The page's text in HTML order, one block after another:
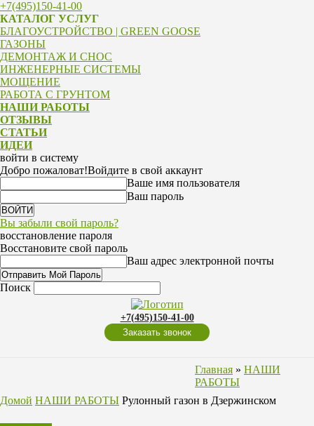
+7(495)150-41-00
КАТАЛОГ УСЛУГ
БЛАГОУСТРОЙСТВО | GREEN GOOSE
ГАЗОНЫ
ДЕМОНТАЖ И СНОС
ИНЖЕНЕРНЫЕ СИСТЕМЫ
МОЩЕНИЕ
РАБОТА С ГРУНТОМ
НАШИ РАБОТЫ
ОТЗЫВЫ
СТАТЬИ
ИДЕИ
войти в систему
Добро пожаловат!Войдите в свой аккаунт
Ваше имя пользователя
Ваш пароль
Вы забыли свой пароль?
восстановление пароля
Восстановите свой пароль
Ваш адрес электронной почты
Поиск
+7(495)150-41-00
Заказать звонок
Главная » НАШИ
РАБОТЫ
Домой НАШИ РАБОТЫ Рулонный газон в Дзержинском